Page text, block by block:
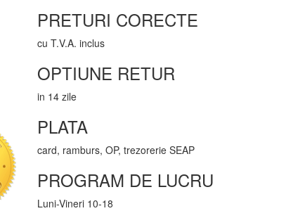
PRETURI CORECTE
cu T.V.A. inclus
OPTIUNE RETUR
in 14 zile
PLATA
card, ramburs, OP, trezorerie SEAP
PROGRAM DE LUCRU
Luni-Vineri 10-18